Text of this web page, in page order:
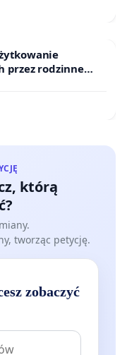
przez rodzinne
którą
tworząc petycję.
zobaczyć